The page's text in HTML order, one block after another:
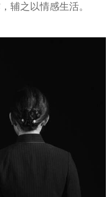
辅之以情感生活。